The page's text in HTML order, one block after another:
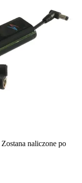
Zostana naliczone po